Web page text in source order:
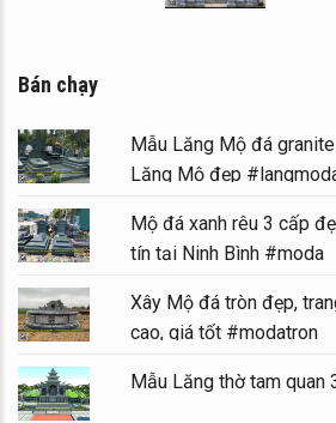
Bán chạy
Mẫu Lăng Mộ đá
Lăng Mộ đẹp
Mộ đá xanh rêu 3 cấp
tín tại Ninh Bình #moda
Xây Mộ đá tròn đẹp,
cao, giá tốt #modatron
Mẫu Lăng thờ tam quan